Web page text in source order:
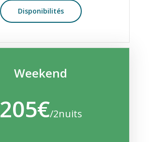
Disponibilités
Weekend
205€/2nuits